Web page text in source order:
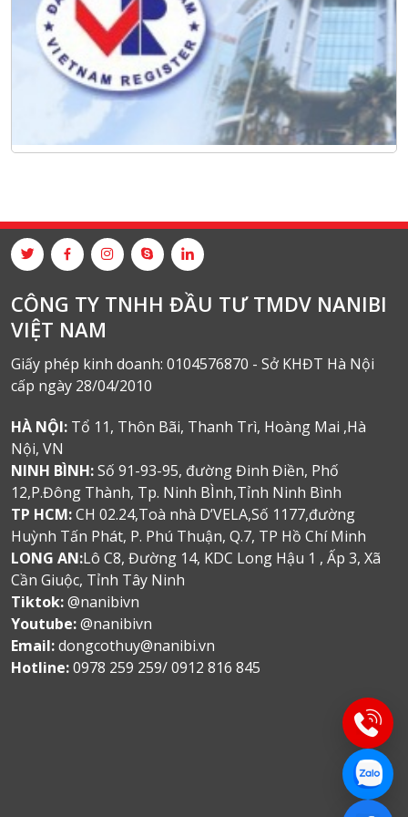
CÔNG TY TNHH ĐẦU TƯ TMDV NANIBI
VIỆT NAM
Giấy phép kinh doanh: 0104576870 - Sở KHĐT Hà Nội
cấp ngày 28/04/2010
HÀ NỘI: Tổ 11, Thôn Bãi, Thanh Trì, Hoàng Mai ,Hà
Nội, VN
NINH BÌNH:Số 91-93-95, đường Đinh Điền, Phố
12,P.Đông Thành, Tp. Ninh BÌnh,Tỉnh Ninh Bình
TP HCM:CH 02.24,Toà nhà D’VELA,Số 1177,đường
Huỳnh Tấn Phát, P. Phú Thuận, Q.7, TP Hồ Chí Minh
LONG AN:Lô C8, Đường 14, KDC Long Hậu 1 , Ấp 3, Xã
Cần Giuộc, Tỉnh Tây Ninh
Tiktok:@nanibivn
Youtube:@nanibivn
Email:dongcothuy@nanibi.vn
Hotline:0978 259 259/ 0912 816 845